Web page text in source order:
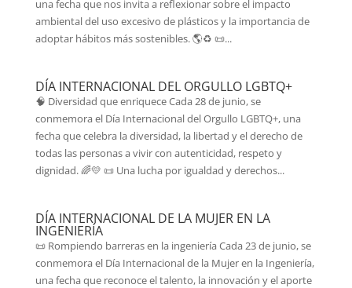
una fecha que nos invita a reflexionar sobre el impacto
ambiental del uso excesivo de plásticos y la importancia de
adoptar hábitos más sostenibles. 🌎♻️ 📜...
DÍA INTERNACIONAL DEL ORGULLO LGBTQ+
🧠 Diversidad que enriquece Cada 28 de junio, se
conmemora el Día Internacional del Orgullo LGBTQ+, una
fecha que celebra la diversidad, la libertad y el derecho de
todas las personas a vivir con autenticidad, respeto y
dignidad. 🌈💛 📜 Una lucha por igualdad y derechos...
DÍA INTERNACIONAL DE LA MUJER EN LA
INGENIERÍA
📜 Rompiendo barreras en la ingeniería Cada 23 de junio, se
conmemora el Día Internacional de la Mujer en la Ingeniería,
una fecha que reconoce el talento, la innovación y el aporte